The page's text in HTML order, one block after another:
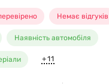
Немає відгуків
Наявність автомобіля
+11